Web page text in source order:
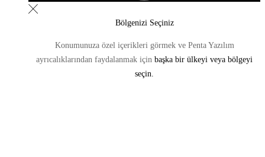
Bölgenizi Seçiniz
Konumunuza özel içerikleri görmek ve Penta Yazılım
ayrıcalıklarından faydalanmak için başka bir ülkeyi veya bölgeyi
seçin.